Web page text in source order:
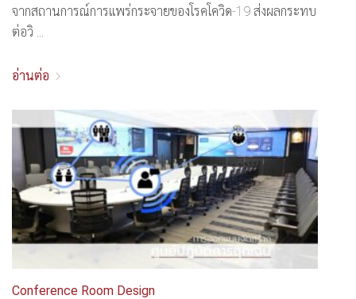
จากสถานการณ์การแพร่กระจายของโรคโควิด-19 ส่งผลกระทบ
ต่อวิ ...
อ่านต่อ
Conference Room Design